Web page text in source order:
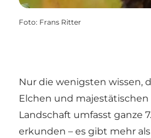
Foto: Frans Ritter
Nur die wenigsten wissen,
Elchen und
Landschaft umfasst ganze
erkunden – es gibt mehr